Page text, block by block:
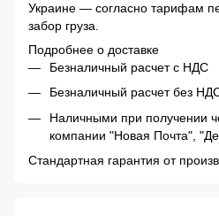
Украине — согласно тарифам
забор груза.
Подробнее о доставке
Безналичный расчет с НДС
Безналичный расчет без
Наличными при получении
компании "Новая Почта",
Стандартная гарантия от